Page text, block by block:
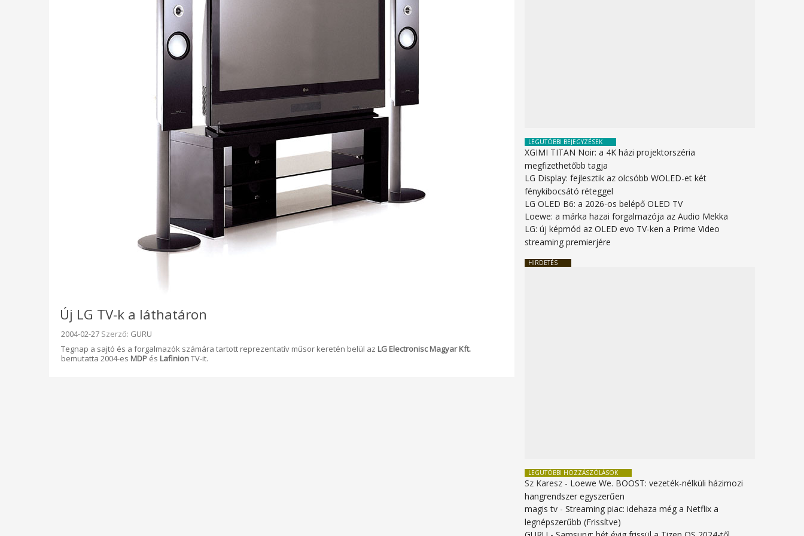
Új LG TV-k a láthatáron
Beküldve:
2004-02-27 Szerző: GURU
Tegnap a sajtó és a forgalmazók számára tartott reprezentatív műsor keretén belül az LG Electronisc Magyar Kft.
bemutatta 2004-es MDP és LafinionTV-it.
LEGUTÓBBI BEJEGYZÉSEK
XGIMI TITAN Noir: a 4K házi projektorszéria
megfizethetőbb tagja
LG Display: fejlesztik az olcsóbb WOLED-et két
fénykibocsátó réteggel
LG OLED B6: a 2026-os belépő OLED TV
Loewe: a márka hazai forgalmazója az Audio Mekka
LG: új képmód az OLED evo TV-ken a Prime Video
streaming premierjére
HIRDETÉS
LEGUTÓBBI HOZZÁSZÓLÁSOK
Sz Karesz - Loewe We. BOOST: vezeték-nélküli házimozi
hangrendszer egyszerűen
magis tv -Streaming piac: idehaza még a Netflix a
legnépszerűbb (Frissítve)